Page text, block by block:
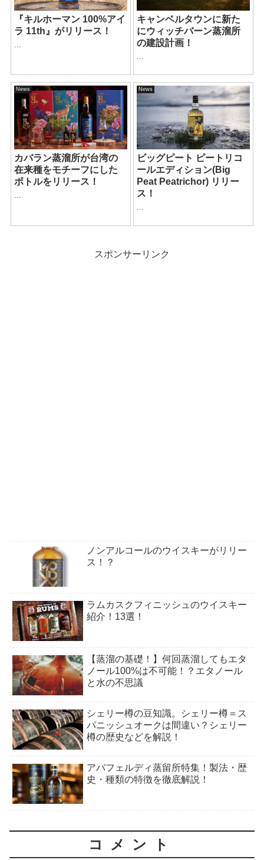
『キルホーマン 100%アイ
ラ 11th』がリリース！
キャンベルタウンに新た
にウィッチバーン蒸溜所
の建設計画！
News
カバラン蒸溜所が台湾の
在来種をモチーフにした
ボトルをリリース！
...
News
ビッグピート ピートリコ
ールエディション(Big
Peat Peatrichor) リリー
ス！
...
スポンサーリンク
ノンアルコールのウイスキーがリリー
ス！？
ラムカスクフィニッシュのウイスキー
紹介！13選！
【蒸溜の基礎！】何回蒸溜してもエタ
ノール100%は不可能！？エタノール
と水の不思議
シェリー樽の豆知識。シェリー樽＝ス
パニッシュオークは間違い？シェリー
樽の歴史などを解説！
アバフェルディ蒸留所特集！製法・歴
史・種類の特徴を徹底解説！
コメント